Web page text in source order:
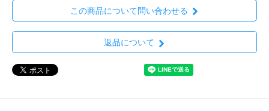
この商品について問い合わせる
返品について